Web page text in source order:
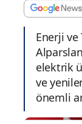
Enerji ve
elektrik
ve
önemli